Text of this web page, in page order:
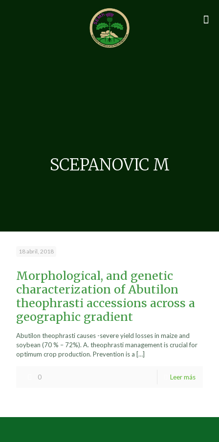
SCEPANOVIC M
18 abril, 2018
Morphological, and genetic
characterization of Abutilon
theophrasti accessions across a
geographic gradient
Abutilon theophrasti causes -severe yield losses in maize and
soybean (70 % – 72%). A. theophrasti management is crucial for
optimum crop production. Prevention is a […]
0 Leer más